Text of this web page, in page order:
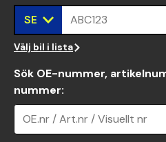
SE ABC123
Välj bil i lista
Sök OE-nummer,
nummer:
OE.nr / Art.nr / Visuellt nr